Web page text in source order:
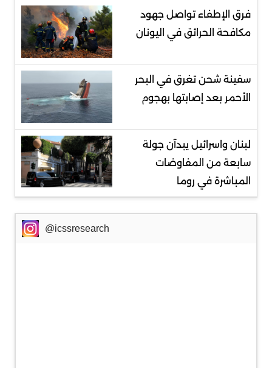
فرق الإطفاء تواصل جهود
مكافحة الحرائق في اليونان
سفينة شحن تغرق في البحر
الأحمر بعد إصابتها بهجوم
لبنان واسرائيل يبدآن جولة
سابعة من المفاوضات
المباشرة في روما
@icssresearch